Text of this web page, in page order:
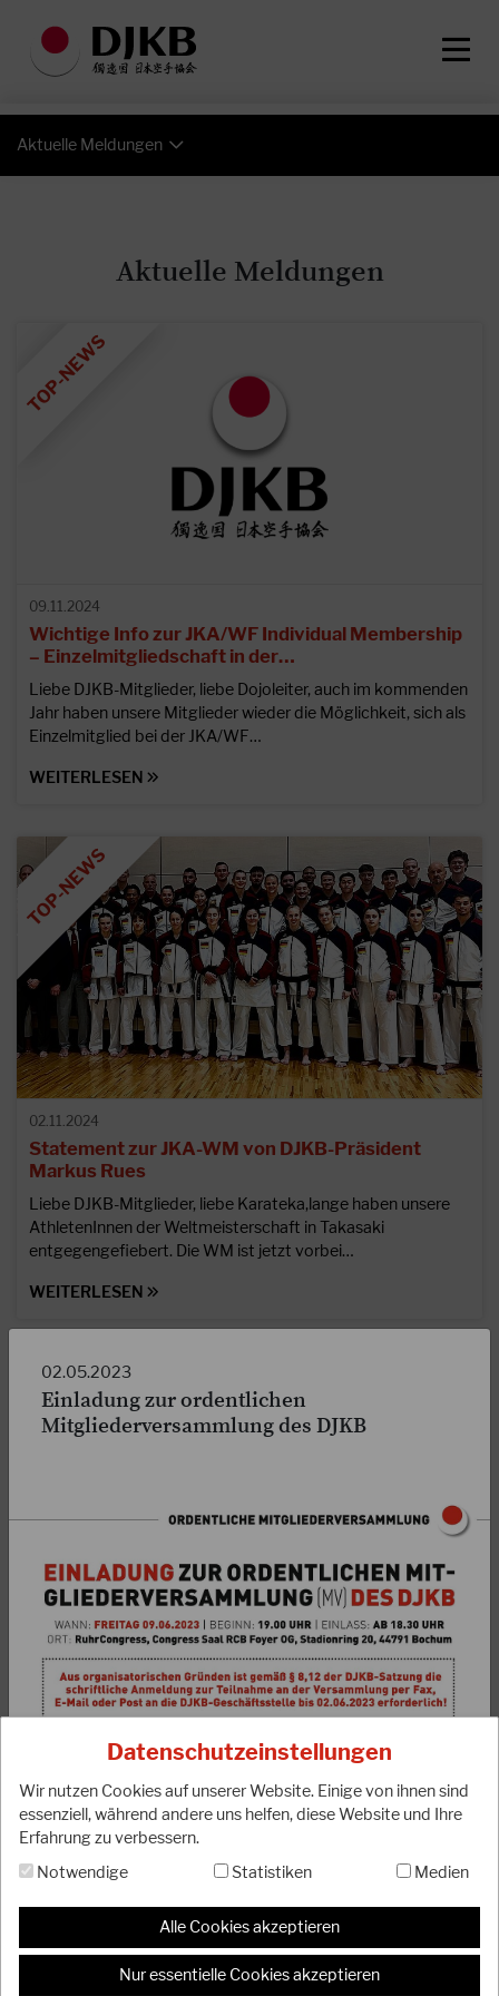
Datenschutzeinstellungen
Wir nutzen Cookies auf unserer Website. Einige von ihnen sind
essenziell, während andere uns helfen, diese Website und Ihre
Erfahrung zu verbessern.
Notwendige
Statistiken Medien
Alle Cookies akzeptieren
Nur essentielle Cookies akzeptieren
Aktuelle Meldungen
Aktuelle Meldungen
09.11.2024
Wichtige Info zur JKA/WF Individual Membership
– Einzelmitgliedschaft in der…
Liebe DJKB-Mitglieder, liebe Dojoleiter, auch im kommenden
Jahr haben unsere Mitglieder wieder die Möglichkeit, sich als
Einzelmitglied bei der JKA/WF…
WEITERLESEN
02.11.2024
Statement zur JKA-WM von DJKB-Präsident
Markus Rues
Liebe DJKB-Mitglieder, liebe Karateka,lange haben unsere
AthletenInnen der Weltmeisterschaft in Takasaki
entgegengefiebert. Die WM ist jetzt vorbei…
WEITERLESEN
14.10.2024
Nachruf Shihan Hiroshi Shirai (*31.07.1937
†09.10.2024)
In tiefer Trauer nehmen wir Abschied von Shirai Sensei, der
am 09. Oktober im Alter von 87 Jahren im Kreise seiner
Familie in Mailand verstorben…
WEITERLESEN
02.05.2023
Einladung zur ordentlichen
Mitgliederversammlung des DJKB